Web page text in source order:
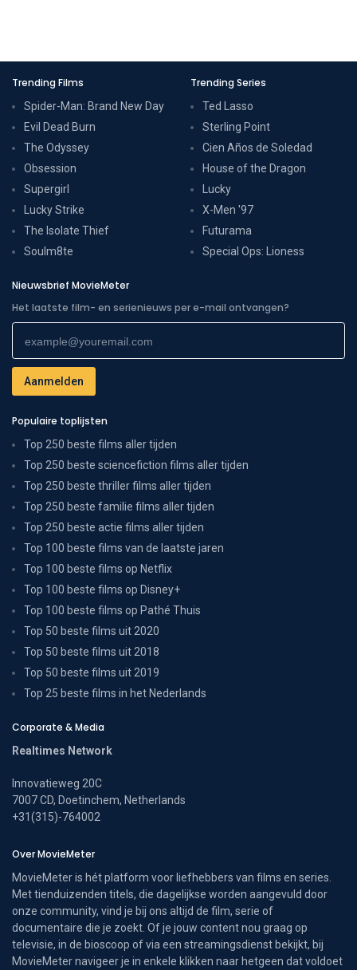
Trending Films
Spider-Man: Brand New Day
Evil Dead Burn
The Odyssey
Obsession
Supergirl
Lucky Strike
The Isolate Thief
Soulm8te
Trending Series
Ted Lasso
Sterling Point
Cien Años de Soledad
House of the Dragon
Lucky
X-Men '97
Futurama
Special Ops: Lioness
Nieuwsbrief MovieMeter
Het laatste film- en serienieuws per e-mail ontvangen?
Populaire toplijsten
Top 250 beste films aller tijden
Top 250 beste sciencefiction films aller tijden
Top 250 beste thriller films aller tijden
Top 250 beste familie films aller tijden
Top 250 beste actie films aller tijden
Top 100 beste films van de laatste jaren
Top 100 beste films op Netflix
Top 100 beste films op Disney+
Top 100 beste films op Pathé Thuis
Top 50 beste films uit 2020
Top 50 beste films uit 2018
Top 50 beste films uit 2019
Top 25 beste films in het Nederlands
Corporate & Media
Realtimes Network
Innovatieweg 20C
7007 CD, Doetinchem, Netherlands
+31(315)-764002
Over MovieMeter
MovieMeter is hét platform voor liefhebbers van films en series.
Met tienduizenden titels, die dagelijkse worden aangevuld door
onze community, vind je bij ons altijd de film, serie of
documentaire die je zoekt. Of je jouw content nou graag op
televisie, in de bioscoop of via een streamingsdienst bekijkt, bij
MovieMeter navigeer je in enkele klikken naar hetgeen dat voldoet